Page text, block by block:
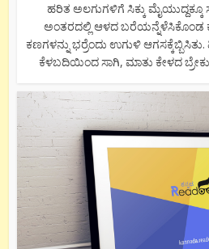
ಹರಿತ ಅಲಗುಗಳಿಗೆ ಸಿಕ್ಕು
ಅಂತರದಲ್ಲಿ ಆಳದ ಬರೆಯನ್ನೆಳೆಸಿಕೊಂಡ
ಕಣಗಳನ್ನು ಭರ್ರೆಂದು ಉಗುಳಿ
ಕೆಳಬದಿಯಿಂದ ಸಾಗಿ, ಮಾತು ಕೇಳದ